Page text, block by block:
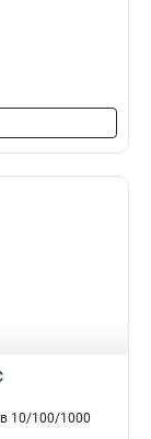
10/100/1000